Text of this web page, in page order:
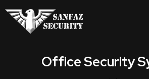
Office Security